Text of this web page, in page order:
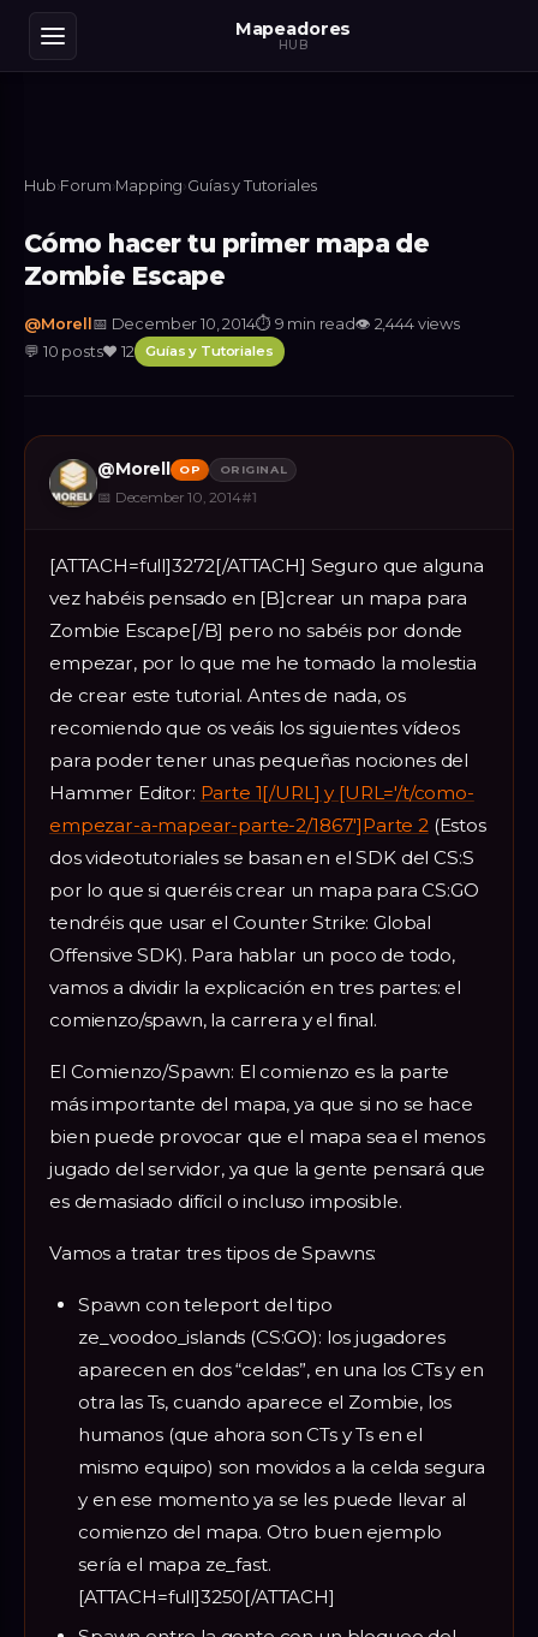
Mapeadores
HUB
Hub›Forum›Mapping›Guías y Tutoriales
Cómo hacer tu primer mapa de
Zombie Escape
@Morell 📅 December 10, 2014⏱ 9 min read👁 2,444 views
💬 10 posts❤️12 Guías y Tutoriales
@Morell OP ORIGINAL
📅 December 10, 2014#1
[ATTACH=full]3272[/ATTACH] Seguro que alguna
vez habéis pensado en [B]crear un mapa para
Zombie Escape[/B] pero no sabéis por donde
empezar, por lo que me he tomado la molestia
de crear este tutorial. Antes de nada, os
recomiendo que os veáis los siguientes vídeos
para poder tener unas pequeñas nociones del
Hammer Editor: Parte 1[/URL] y [URL='/t/como-
empezar-a-mapear-parte-2/1867']Parte 2 (Estos
dos videotutoriales se basan en el SDK del CS:S
por lo que si queréis crear un mapa para CS:GO
tendréis que usar el Counter Strike: Global
Offensive SDK). Para hablar un poco de todo,
vamos a dividir la explicación en tres partes: el
comienzo/spawn, la carrera y el final.
El Comienzo/Spawn: El comienzo es la parte
más importante del mapa, ya que si no se hace
bien puede provocar que el mapa sea el menos
jugado del servidor, ya que la gente pensará que
es demasiado difícil o incluso imposible.
Vamos a tratar tres tipos de Spawns:
Spawn con teleport del tipo
ze_voodoo_islands (CS:GO): los jugadores
aparecen en dos “celdas”, en una los CTs y en
otra las Ts, cuando aparece el Zombie, los
humanos (que ahora son CTs y Ts en el
mismo equipo) son movidos a la celda segura
y en ese momento ya se les puede llevar al
comienzo del mapa. Otro buen ejemplo
sería el mapa ze_fast.
[ATTACH=full]3250[/ATTACH]